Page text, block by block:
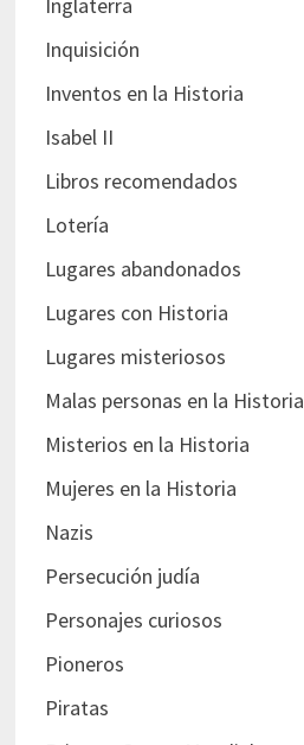
Inglaterra
Inquisición
Inventos en la Historia
Isabel II
Libros recomendados
Lotería
Lugares abandonados
Lugares con Historia
Lugares misteriosos
Malas personas en la Historia
Misterios en la Historia
Mujeres en la Historia
Nazis
Persecución judía
Personajes curiosos
Pioneros
Piratas